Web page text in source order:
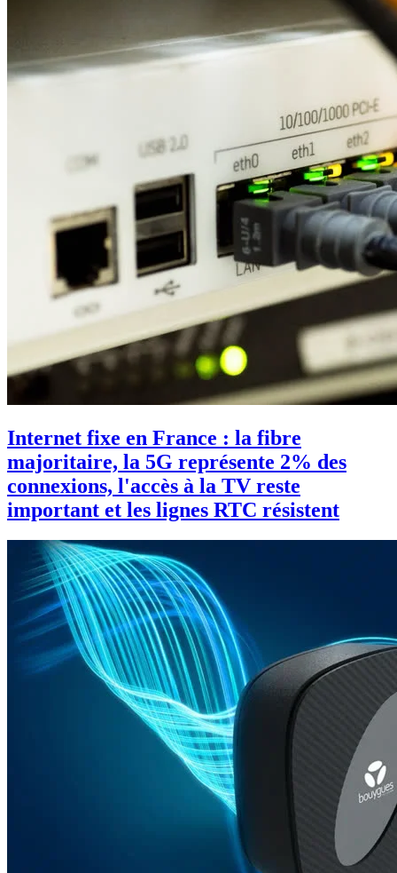
Internet fixe en France : la fibre
majoritaire, la 5G représente 2% des
connexions, l'accès à la TV reste
important et les lignes RTC résistent